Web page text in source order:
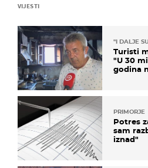
VIJESTI
"I DALJE
Turisti
"U 30
godina
PRIMORJE
Potres
sam
iznad"